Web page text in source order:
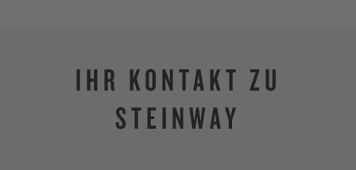
IHR KONTAKT ZU
STEINWAY